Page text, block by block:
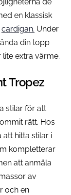
en klassisk
cardigan. Under
din topp
extra värme.
Tropez
stilar för att
rätt. Hos
att hitta stilar i
kompletterar
att anmäla
av
och en